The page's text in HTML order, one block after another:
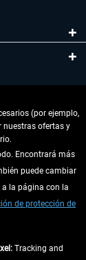
(por ejemplo,
nuestras ofertas y
Encontrará más
puede cambiar
la página con la
de protección de
Tracking and